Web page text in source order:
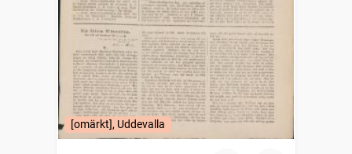
[omärkt], Uddevalla